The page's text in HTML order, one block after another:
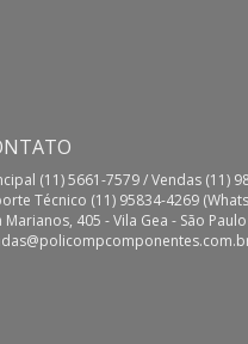
(11) 5661-7579 / Vendas (11)
Técnico (11) 95834-4269
Marianos, 405 - Vila Gea - São